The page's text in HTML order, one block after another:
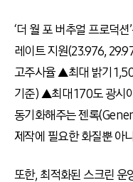
‘더 월 포 버추얼 프로덕
레이트 지원(23.976,
고주사율 ▲최대 밝기
기준) ▲최대 170도 광시
동기화해주는 젠록
제작에 필요한 화질뿐 아
또한, 최적화된 스크린 운